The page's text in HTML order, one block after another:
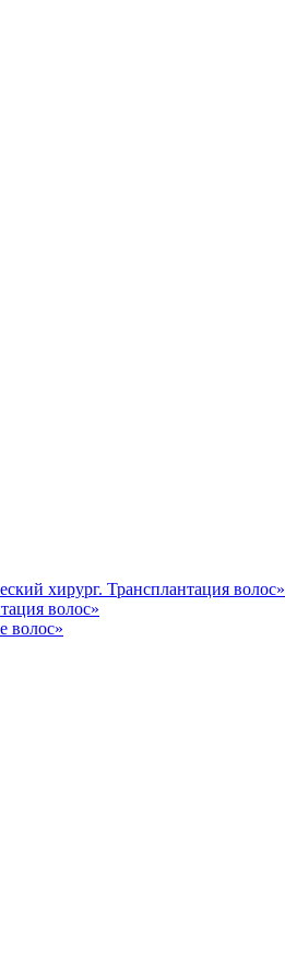
хирург. Трансплантация волос»
волос»
волос»